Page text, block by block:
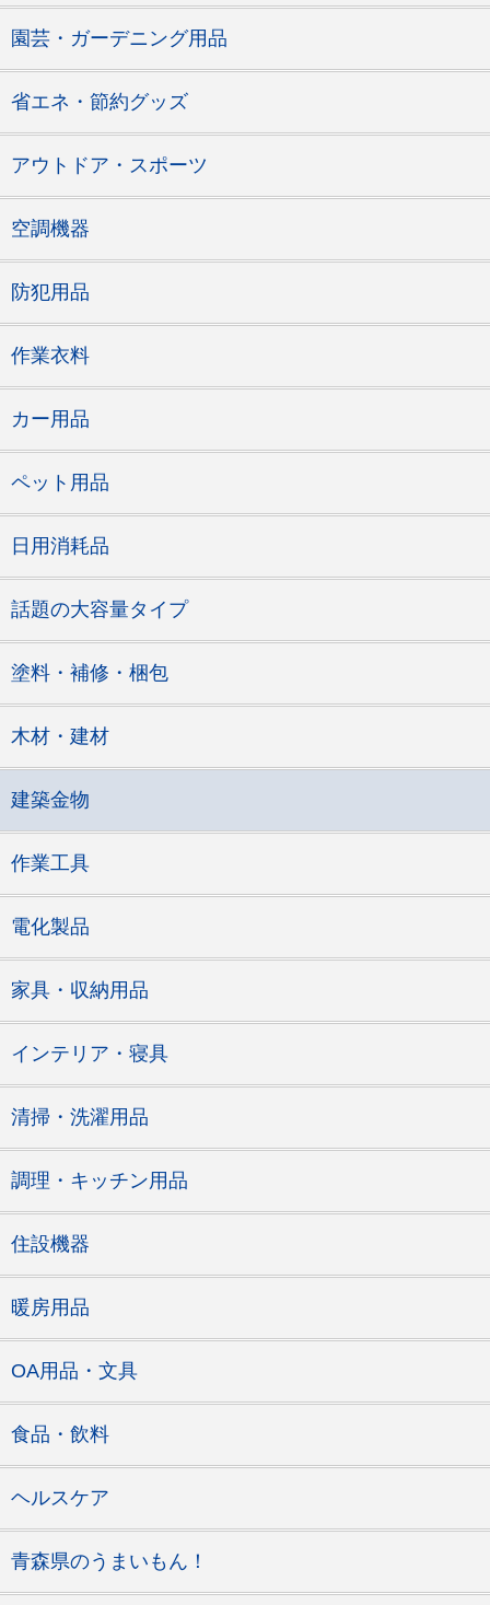
園芸・ガーデニング用品
省エネ・節約グッズ
アウトドア・スポーツ
空調機器
防犯用品
作業衣料
カー用品
ペット用品
日用消耗品
話題の大容量タイプ
塗料・補修・梱包
木材・建材
建築金物
作業工具
電化製品
家具・収納用品
インテリア・寝具
清掃・洗濯用品
調理・キッチン用品
住設機器
暖房用品
OA用品・文具
食品・飲料
ヘルスケア
青森県のうまいもん！